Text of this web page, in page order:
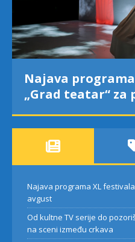
Najava
„Grad teatar“ za
Najava programa XL
avgust
Od kultne TV serije do
na sceni između crkava